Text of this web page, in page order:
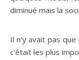
diminué mais la
Il n’y avait pas
c’était les plus